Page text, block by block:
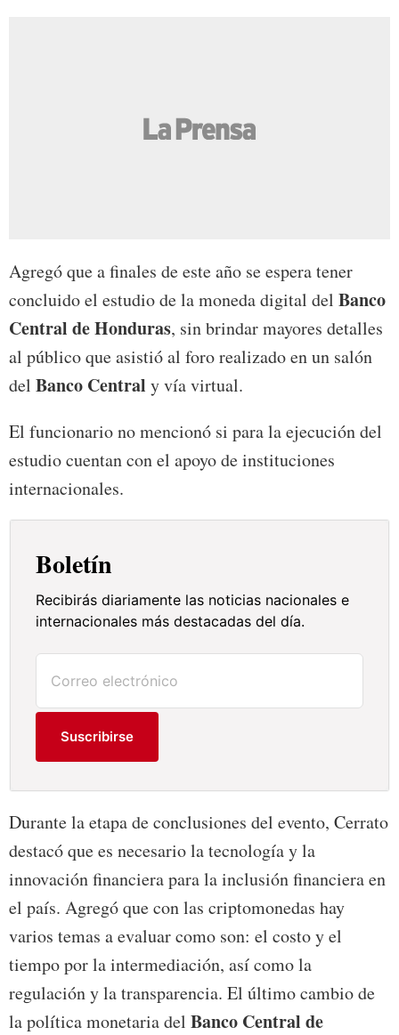
Agregó que a finales de este año se espera tener
concluido el estudio de la moneda digital del Banco
Central de Honduras, sin brindar mayores detalles
al público que asistió al foro realizado en un salón
del Banco Central y vía virtual.
El funcionario no mencionó si para la ejecución del
estudio cuentan con el apoyo de instituciones
internacionales.
Boletín
Recibirás diariamente las noticias nacionales e
internacionales más destacadas del día.
Suscribirse
Durante la etapa de conclusiones del evento, Cerrato
destacó que es necesario la tecnología y la
innovación financiera para la inclusión financiera en
el país. Agregó que con las criptomonedas hay
varios temas a evaluar como son: el costo y el
tiempo por la intermediación, así como la
regulación y la transparencia. El último cambio de
la política monetaria del Banco Central de